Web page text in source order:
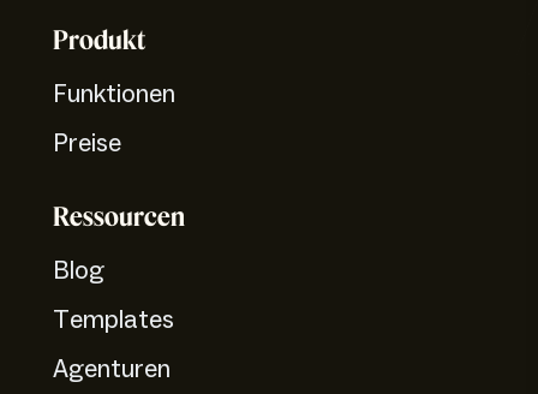
Produkt
Funktionen
Preise
Ressourcen
Blog
Templates
Agenturen